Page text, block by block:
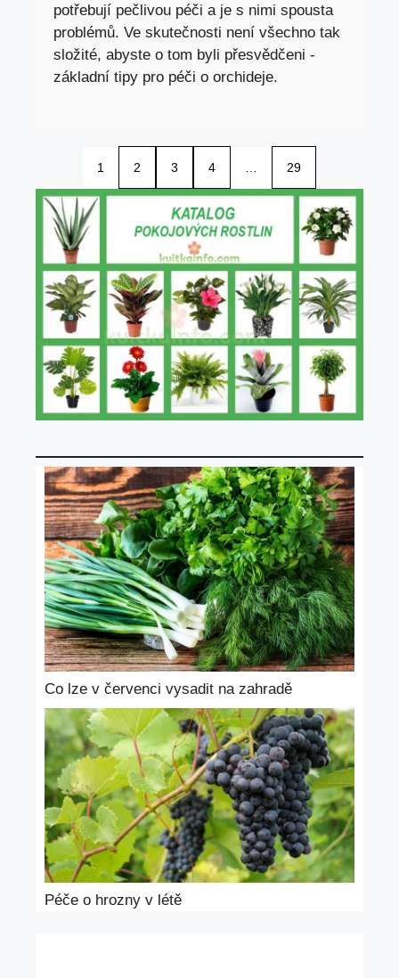
potřebují pečlivou péči a je s nimi spousta
problémů. Ve skutečnosti není všechno tak
složité, abyste o tom byli přesvědčeni -
základní tipy pro péči o orchideje.
1 2 3 4 29
Co lze v červenci vysadit na zahradě
Péče o hrozny v létě